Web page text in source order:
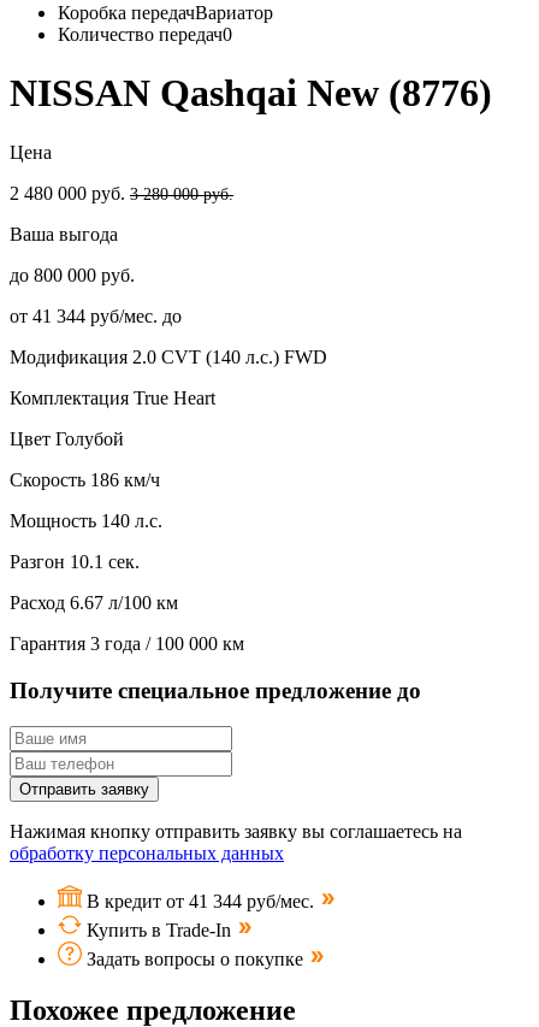
Коробка передачВариатор
Количество передач0
NISSAN Qashqai New (8776)
Цена
2 480 000 руб. 3 280 000 руб.
Ваша выгода
до 800 000 руб.
от 41 344 руб/мес. до
Модификация 2.0 CVT (140 л.с.) FWD
Комплектация True Heart
Цвет Голубой
Скорость 186 км/ч
Мощность 140 л.с.
Разгон 10.1 сек.
Расход 6.67 л/100 км
Гарантия 3 года / 100 000 км
Получите специальное предложение до
Отправить заявку
Нажимая кнопку отправить заявку вы соглашаетесь на
обработку персональных данных
В кредит от 41 344 руб/мес.
Купить в Trade-In
Задать вопросы о покупке
Похожее предложение